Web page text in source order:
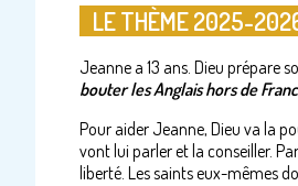
LE THÈME 2025-
Jeanne a 13 ans. Dieu prépare
bouter les Anglais hors de
Pour aider Jeanne, Dieu va la
vont lui parler et la conseiller.
liberté. Les saints eux-mêmes